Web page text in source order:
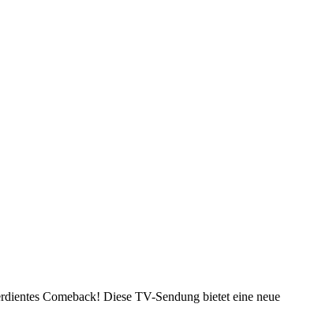
Comeback! Diese TV-Sendung bietet eine neue